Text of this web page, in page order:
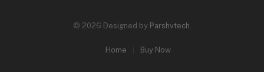
© 2026 Designed by Parshvtech
Home Buy Now